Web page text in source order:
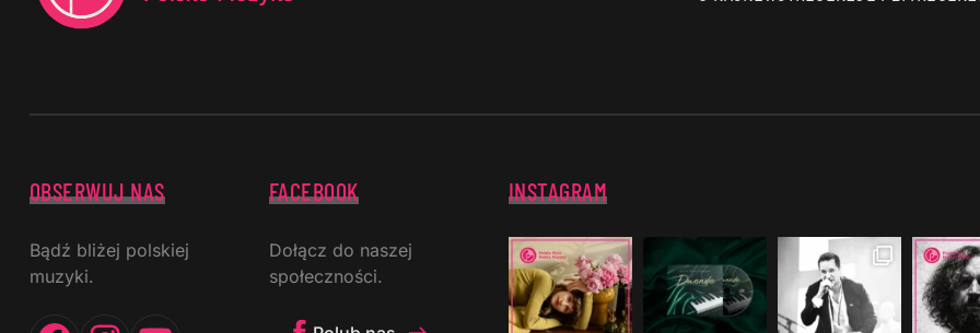
OBSERWUJ NAS
Bądź bliżej polskiej
muzyki.
Facebook
Instagram
YouTube
FACEBOOK
Dołącz do naszej
społeczności.
INSTAGRAM